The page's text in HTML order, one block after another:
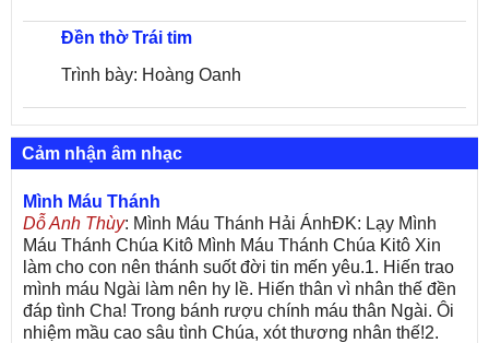
Đền thờ Trái tim
Trình bày: Hoàng Oanh
Cảm nhận âm nhạc
Mình Máu Thánh
Dỗ Anh Thùy: Mình Máu Thánh Hải ÁnhĐK: Lạy Mình
Máu Thánh Chúa Kitô Mình Máu Thánh Chúa Kitô Xin
làm cho con nên thánh suốt đời tin mến yêu.1. Hiến trao
mình máu Ngài làm nên hy lề. Hiến thân vì nhân thế đền
đáp tình Cha! Trong bánh rượu chính máu thân Ngài. Ôi
nhiệm mầu cao sâu tình Chúa, xót thương nhân thế!2.